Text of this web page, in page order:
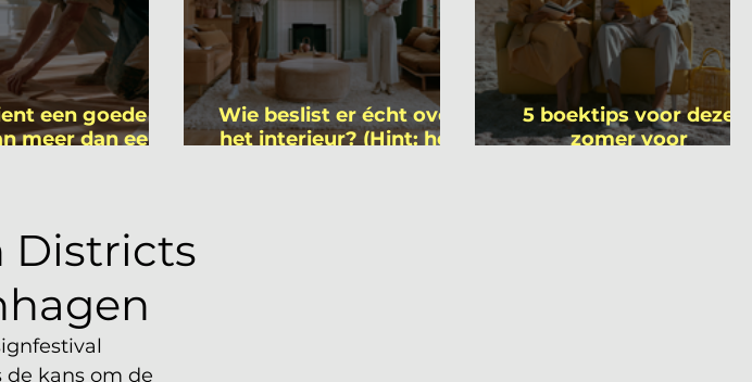
een goede
meer dan een
Wie beslist er écht over
het interieur? (Hint: het
5 boektips voor deze
zomer voor
Districts
kans om de